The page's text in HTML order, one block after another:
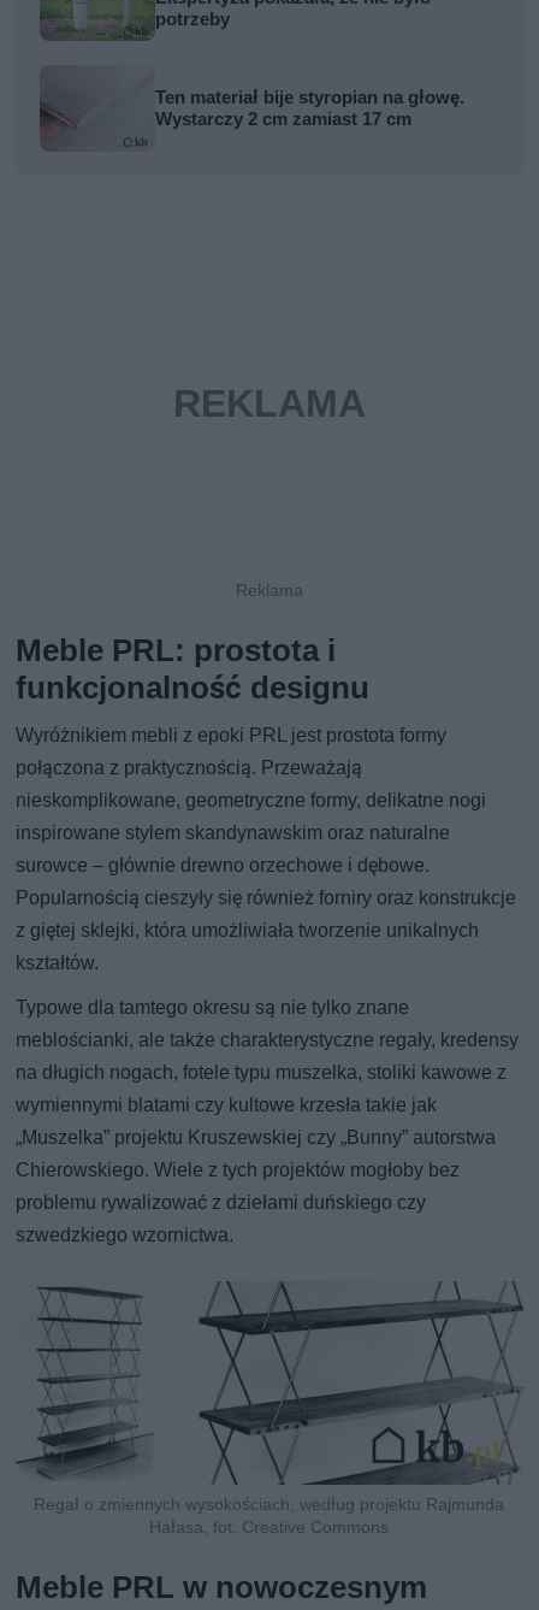
potrzeby
Ten materiał bije styropian na głowę.
Wystarczy 2 cm zamiast 17 cm
Meble PRL: prostota i
funkcjonalność designu
Wyróżnikiem mebli z epoki PRL jest prostota formy
połączona z praktycznością. Przeważają
nieskomplikowane, geometryczne formy, delikatne nogi
inspirowane stylem skandynawskim oraz naturalne
surowce – głównie drewno orzechowe i dębowe.
Popularnością cieszyły się również forniry oraz konstrukcje
z giętej sklejki, która umożliwiała tworzenie unikalnych
kształtów.
Typowe dla tamtego okresu są nie tylko znane
meblościanki, ale także charakterystyczne regały, kredensy
na długich nogach, fotele typu muszelka, stoliki kawowe z
wymiennymi blatami czy kultowe krzesła takie jak
„Muszelka” projektu Kruszewskiej czy „Bunny” autorstwa
Chierowskiego. Wiele z tych projektów mogłoby bez
problemu rywalizować z dziełami duńskiego czy
szwedzkiego wzornictwa.
Regał o zmiennych wysokościach, według projektu Rajmunda
Hałasa, fot. Creative Commons
Meble PRL w nowoczesnym